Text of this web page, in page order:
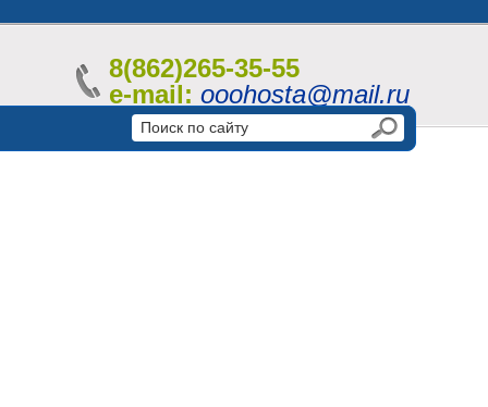
8(862)265-35-55
e-mail: ooohosta@mail.ru